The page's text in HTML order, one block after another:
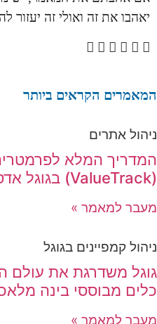
יאהבו את זה ואולי זה
המאמרים הקראים ביותר
ניהול אתרים
המדריך המלא
(ValueTrack) בגוגל אדס
מעבר למאמר »
ניהול קמפיינים בגוגל
גוגל משדרגת את עולם
כלים מבוססי בינה
מעבר למאמר »